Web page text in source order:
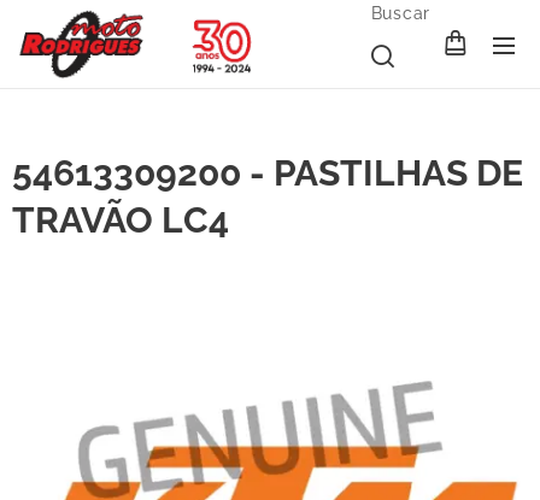
Buscar
54613309200 - PASTILHAS DE
TRAVÃO LC4